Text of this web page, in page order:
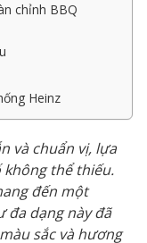
chỉnh BBQ
Heinz
và chuẩn vị, lựa
thể thiếu.
đến một
đa dạng này đã
sắc và hương